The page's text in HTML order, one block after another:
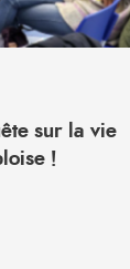
sur la vie
!